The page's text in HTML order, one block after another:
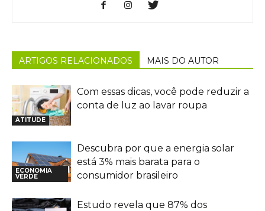
ARTIGOS RELACIONADOS MAIS DO AUTOR
ATITUDE
Com essas dicas, você pode reduzir a
conta de luz ao lavar roupa
ECONOMIA
VERDE
Descubra por que a energia solar
está 3% mais barata para o
consumidor brasileiro
Estudo revela que 87% dos